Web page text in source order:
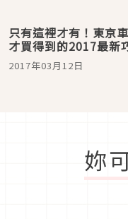
只有這裡才有！東京
才買得到的2017最新
力及話題商品介紹！
2017年03月12日
妳